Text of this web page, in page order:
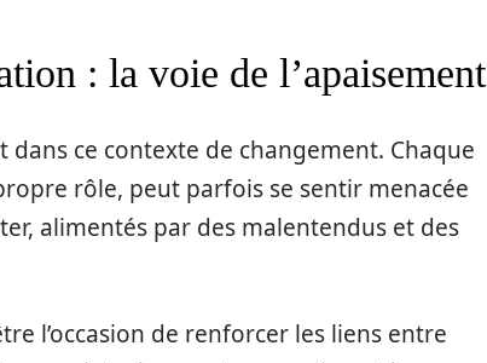
: la voie de l’apaisement
ce contexte de changement. Chaque
rôle, peut parfois se sentir menacée
alimentés par des malentendus et des
l’occasion de renforcer les liens entre